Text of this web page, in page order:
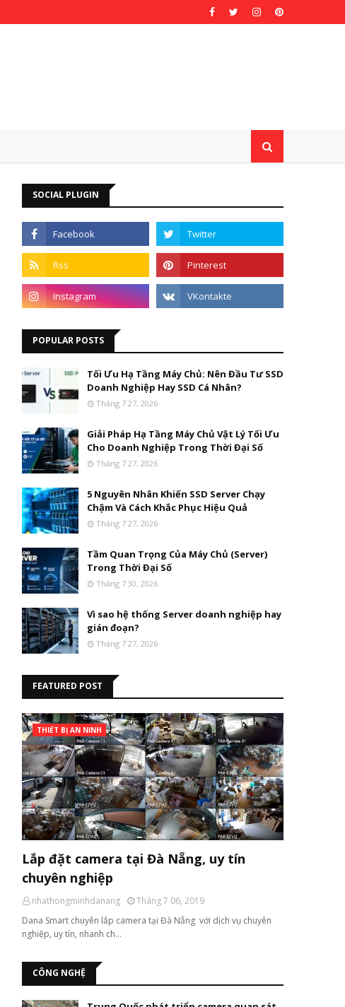
SOCIAL PLUGIN
POPULAR POSTS
Tối Ưu Hạ Tầng Máy Chủ: Nên Đầu Tư SSD
Doanh Nghiệp Hay SSD Cá Nhân?
Tháng 7 27, 2026
Giải Pháp Hạ Tầng Máy Chủ Vật Lý Tối Ưu
Cho Doanh Nghiệp Trong Thời Đại Số
Tháng 7 27, 2026
5 Nguyên Nhân Khiến SSD Server Chạy
Chậm Và Cách Khắc Phục Hiệu Quả
Tháng 7 27, 2026
Tầm Quan Trọng Của Máy Chủ (Server)
Trong Thời Đại Số
Tháng 7 30, 2026
Vì sao hệ thống Server doanh nghiệp hay
gián đoạn?
Tháng 7 27, 2026
FEATURED POST
THIẾT BỊ AN NINH
Lắp đặt camera tại Đà Nẵng, uy tín
chuyên nghiệp
nhathongminhdanang
Tháng 7 06, 2019
Dana Smart chuyên lắp camera tại Đà Nẵng với dịch vụ chuyên
nghiệp, uy tín, nhanh ch…
CÔNG NGHỆ